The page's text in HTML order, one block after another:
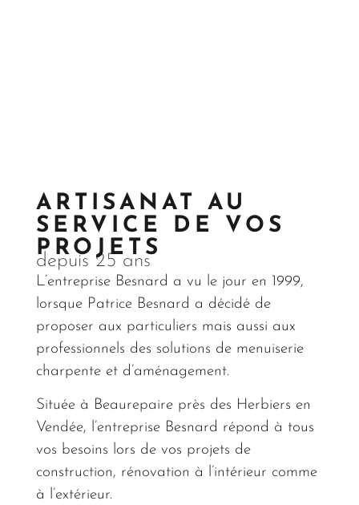
ARTISANAT AU
SERVICE DE VOS
PROJETS
depuis 25 ans
L’entreprise Besnard a vu le jour en 1999,
lorsque Patrice Besnard a décidé de
proposer aux particuliers mais aussi aux
professionnels des solutions de menuiserie
charpente et d’aménagement.
Située à Beaurepaire près des Herbiers en
Vendée, l’entreprise Besnard répond à tous
vos besoins lors de vos projets de
construction, rénovation à l’intérieur comme
à l’extérieur.